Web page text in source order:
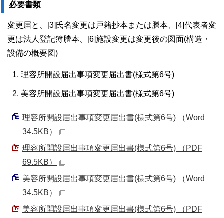
必要書類
変更届と、[3]氏名変更は戸籍抄本または謄本、[4]代表者変
更は法人登記簿謄本、[6]施設変更は変更後の図面(構造・
設備の概要図)
理容所開設届出事項変更届出書(様式第6号)
美容所開設届出事項変更届出書(様式第6号)
理容所開設届出事項変更届出書(様式第6号) （Word
34.5KB）
理容所開設届出事項変更届出書(様式第6号) （PDF
69.5KB）
美容所開設届出事項変更届出書(様式第6号) （Word
34.5KB）
美容所開設届出事項変更届出書(様式第6号) （PDF